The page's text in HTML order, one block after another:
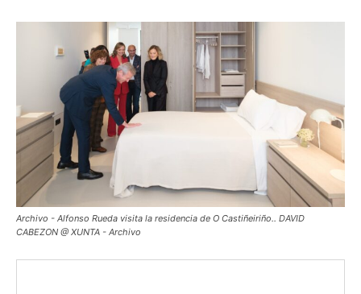
Archivo - Alfonso Rueda visita la residencia de O Castiñeiriño.. DAVID
CABEZON @ XUNTA - Archivo